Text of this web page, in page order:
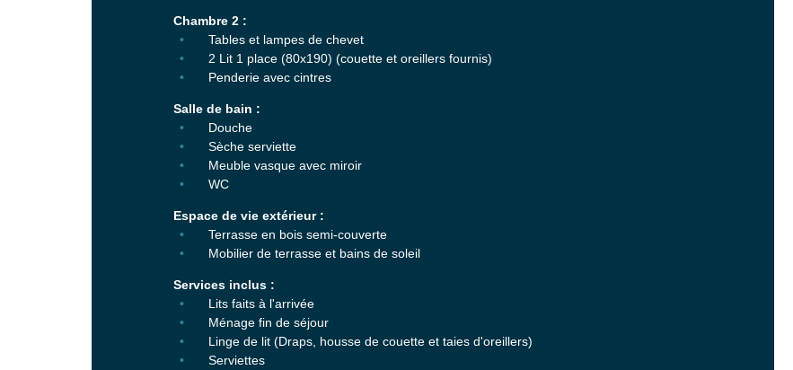
Chambre 2 :
Tables et lampes de chevet
2 Lit 1 place (80x190) (couette et oreillers fournis)
Penderie avec cintres
Salle de bain :
Douche
Sèche serviette
Meuble vasque avec miroir
WC
Espace de vie extérieur :
Terrasse en bois semi-couverte
Mobilier de terrasse et bains de soleil
Services inclus :
Lits faits à l'arrivée
Ménage fin de séjour
Linge de lit (Draps, housse de couette et taies d'oreillers)
Serviettes